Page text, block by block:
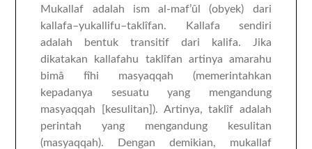
Mukallaf adalah ism al-maf’ûl (obyek) dari
kallafa–yukallifu–taklîfan. Kallafa sendiri
adalah bentuk transitif dari kalifa. Jika
dikatakan kallafahu taklîfan artinya amarahu
bimâ fîhi masyaqqah (memerintahkan
kepadanya sesuatu yang mengandung
masyaqqah [kesulitan]). Artinya, taklîf adalah
perintah yang mengandung kesulitan
(masyaqqah). Dengan demikian, mukallaf